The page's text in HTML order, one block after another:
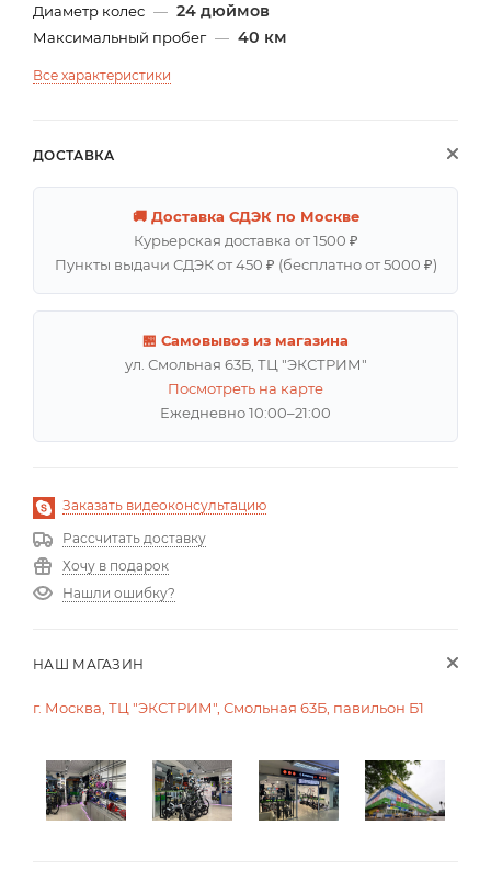
Диаметр колес — 24 дюймов
Максимальный пробег — 40 км
Все характеристики
ДОСТАВКА
🚚 Доставка СДЭК по Москве
Курьерская доставка от 1500 ₽
Пункты выдачи СДЭК от 450 ₽ (бесплатно от 5000 ₽)
🏪 Самовывоз из магазина
ул. Смольная 63Б, ТЦ "ЭКСТРИМ"
Посмотреть на карте
Ежедневно 10:00–21:00
Заказать видеоконсультацию
Рассчитать доставку
Хочу в подарок
Нашли ошибку?
НАШ МАГАЗИН
г. Москва, ТЦ "ЭКСТРИМ", Смольная 63Б, павильон Б1